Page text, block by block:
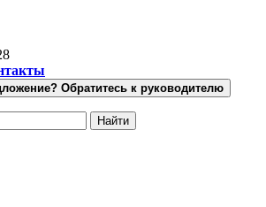
Обратитесь к руководителю